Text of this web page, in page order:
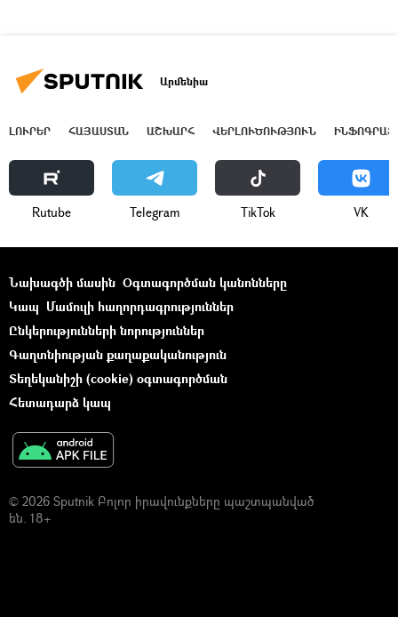
Արմենիա
ԼՈՒՐԵՐ ՀԱՅԱՍՏԱՆ ԱՇԽԱՐՀ ՎԵՐԼՈՒԾՈՒԹՅՈՒՆ
Rutube Telegram ТikТоk VK
Նախագծի մասին Օգտագործման կանոնները
Կապ Մամուլի հաղորդագրություններ
Ընկերությունների նորություններ
Գաղտնիության քաղաքականություն
Տեղեկանիշի (cookie) օգտագործման
Հետադարձ կապ
© 2026 Sputnik Բոլոր իրավունքները պաշտպանված
են. 18+